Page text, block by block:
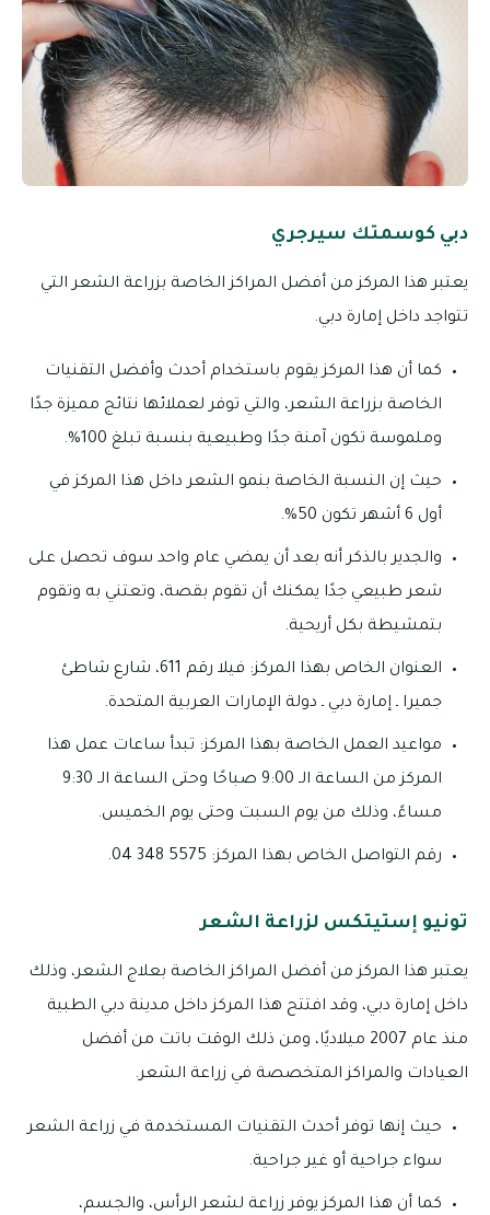
دبي كوسمتك سيرجري
يعتبر هذا المركز من أفضل المراكز الخاصة بزراعة الشعر التي
تتواجد داخل إمارة دبي.
كما أن هذا المركز يقوم باستخدام أحدث وأفضل التقنيات
الخاصة بزراعة الشعر، والتي توفر لعملائها نتائج مميزة جدًا
وملموسة تكون آمنة جدًا وطبيعية بنسبة تبلغ 100%.
حيث إن النسبة الخاصة بنمو الشعر داخل هذا المركز في
أول 6 أشهر تكون 50%.
والجدير بالذكر أنه بعد أن يمضي عام واحد سوف تحصل على
شعر طبيعي جدًا يمكنك أن تقوم بقصة، وتعتني به وتقوم
بتمشيطة بكل أريحية.
العنوان الخاص بهذا المركز: فيلا رقم 611، شارع شاطئ
جميرا ـ إمارة دبي ـ دولة الإمارات العربية المتحدة.
مواعيد العمل الخاصة بهذا المركز: تبدأ ساعات عمل هذا
المركز من الساعة الـ 9:00 صباحًا وحتى الساعة الـ 9:30
مساءً، وذلك من يوم السبت وحتى يوم الخميس.
رقم التواصل الخاص بهذا المركز: 5575 348 04.
تونيو إستيتكس لزراعة الشعر
يعتبر هذا المركز من أفضل المراكز الخاصة بعلاج الشعر، وذلك
داخل إمارة دبي، وقد افتتح هذا المركز داخل مدينة دبي الطبية
منذ عام 2007 ميلاديًا، ومن ذلك الوقت باتت من أفضل
العيادات والمراكز المتخصصة في زراعة الشعر.
حيث إنها توفر أحدث التقنيات المستخدمة في زراعة الشعر
سواء جراحية أو غير جراحية.
كما أن هذا المركز يوفر زراعة لشعر الرأس، والجسم،